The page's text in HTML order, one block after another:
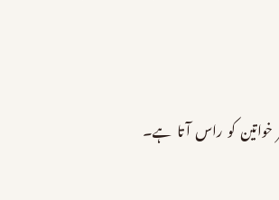
خواتین کو راس آتا ہے۔